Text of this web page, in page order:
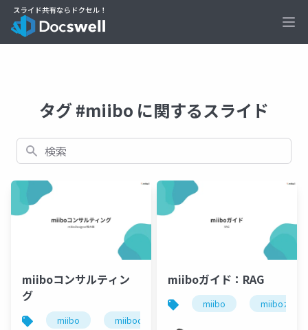
タグ #miibo に関するスライド
検索
miiboコンサルティン
グ
miibo miibodesigner
miiboガイド：RAG
miibo miiboガイド